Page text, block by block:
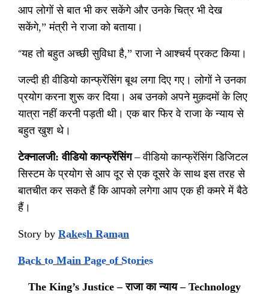
आप लोगों से बात भी कर सकेंगे और उनके चित्र भी देख
सकेंगे,”मंत्री ने राजा को बताया।
“यह तो बहुत अच्छी सुविधा है,”राजा ने आश्चर्य प्रकट किया।
जल्दी ही वीडियो कान्फ्रेंसिंग बूथ लगा दिए गए। लोगों ने उनका
प्रयोग करना शुरू कर दिया। अब उनको अपने मुक़दमों के लिए
यात्रा नहीं करनी पड़ती थी। एक बार फिर वे राजा के न्याय से
बहुत खुश थे।
टेक्नालजी:वीडियो कान्फ्रेंसिंग –वीडियो कान्फ्रेंसिंग डिजिटल
सिस्टम के प्रयोग से आप दूर से एक दूसरे के साथ इस तरह से
बातचीत कर सकते हैं कि आपको लगेगा आप एक ही कमरे में बैठे
हैं।
Story by Rakesh Raman
Back to Main Page of Stories
The King’s Justice –राजा का न्याय– Technology